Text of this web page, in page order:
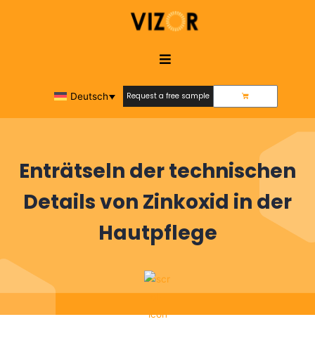
Deutsch
Request a free sample
Request a free sample
Enträtseln der technischen
Details von Zinkoxid in der
Hautpflege